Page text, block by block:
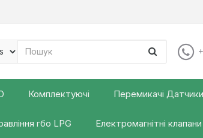
Комплектуючі Перемикачі
гбо LPG Електромагнітні клапани